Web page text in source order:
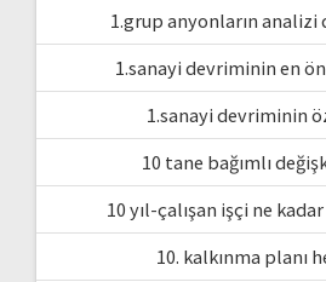
1.grup anyonların analizi
1.sanayi devriminin en
1.sanayi devriminin
10 tane bağımlı
10 yıl-çalışan işçi ne
10. kalkınma planı